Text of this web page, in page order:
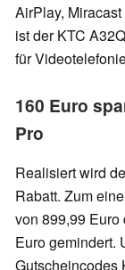
AirPlay,
ist der KTC
für
160 Euro
Pro
Realisiert wird
Rabatt. Zum
von 899,99 Euro
Euro gemindert.
Gutscheincodes